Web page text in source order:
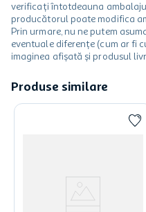
verificați întotdeauna
producătorul poate modifica
Prin urmare, nu ne putem
eventuale diferențe (cum ar fi
imaginea afișată și produsul
Produse similare